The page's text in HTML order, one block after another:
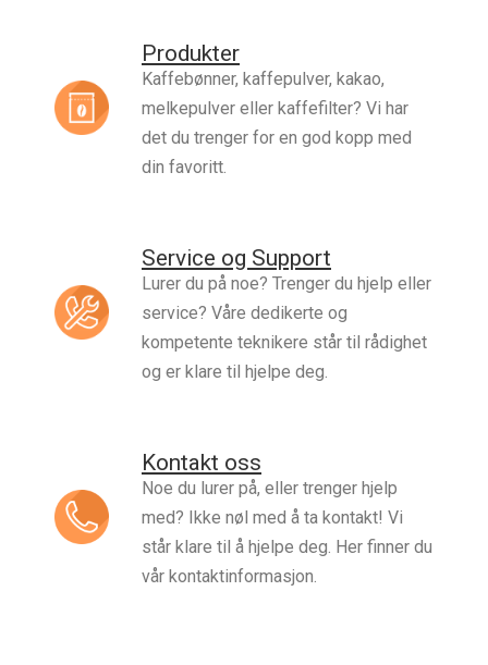
Produkter
Kaffebønner, kaffepulver, kakao,
melkepulver eller kaffefilter? Vi har
det du trenger for en god kopp med
din favoritt.
Service og Support
Lurer du på noe? Trenger du hjelp eller
service? Våre dedikerte og
kompetente teknikere står til rådighet
og er klare til hjelpe deg.
Kontakt oss
Noe du lurer på, eller trenger hjelp
med? Ikke nøl med å ta kontakt! Vi
står klare til å hjelpe deg. Her finner du
vår kontaktinformasjon.